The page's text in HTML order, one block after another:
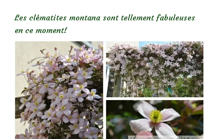
Les clématites montana sont tellement fabuleuses
en ce moment!